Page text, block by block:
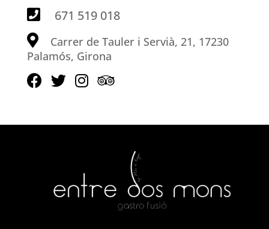
671 519 018
Carrer de Tauler i Servià, 21, 17230
Palamós, Girona